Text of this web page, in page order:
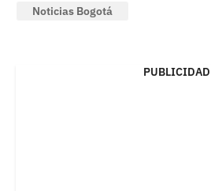
Noticias Bogotá
PUBLICIDAD